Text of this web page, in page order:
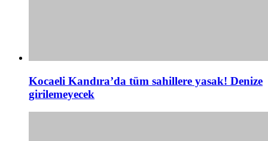
Kocaeli Kandıra’da tüm sahillere yasak! Denize
girilemeyecek